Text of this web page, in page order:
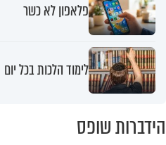
פלאפון לא כשר
לימוד הלכות בכל יום
הידברות שופס